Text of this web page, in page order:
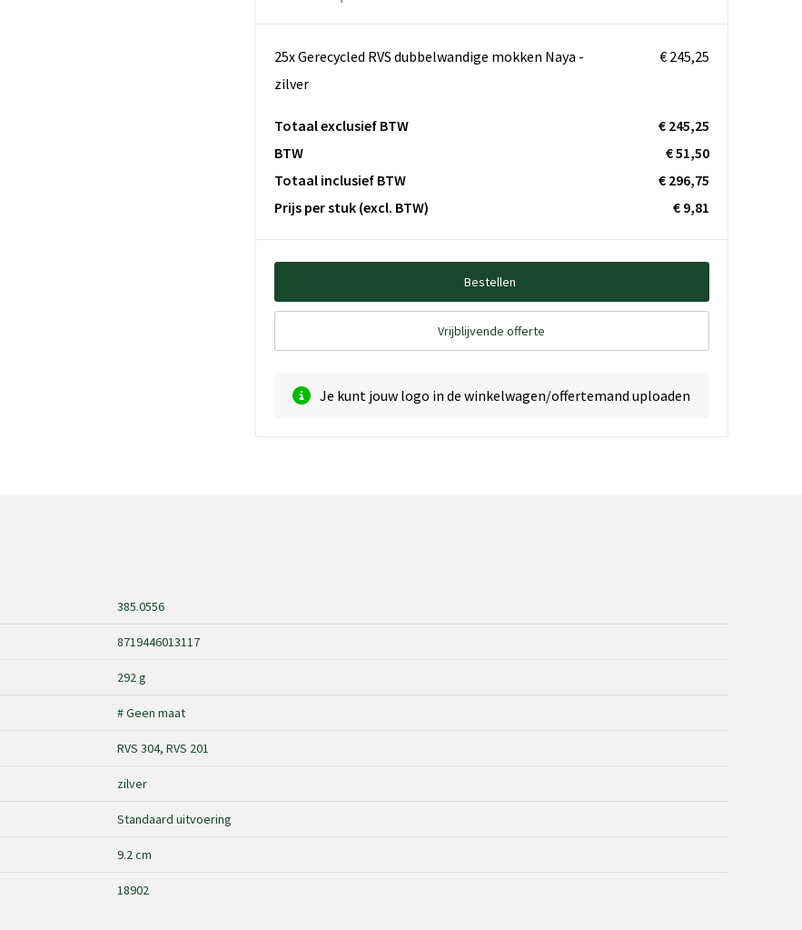
25x Gerecycled RVS dubbelwandige mokken Naya -
zilver
€ 245,25
Totaal exclusief BTW
€ 245,25
BTW
€ 51,50
Totaal inclusief BTW
€ 296,75
Prijs per stuk (excl. BTW) € 9,81
Bestellen
Vrijblijvende offerte
Je kunt jouw logo in de winkelwagen/offertemand uploaden
385.0556
8719446013117
292 g
# Geen maat
RVS 304, RVS 201
zilver
Standaard uitvoering
9.2 cm
18902